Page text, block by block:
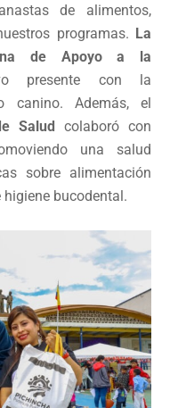
de alimentos,
programas. La
de Apoyo a la
presente con la
canino. Además, el
Salud colaboró con
una salud
sobre alimentación
bucodental.